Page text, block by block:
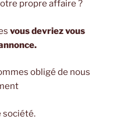
propre affaire ?
vous devriez vous
obligé de nous
société.